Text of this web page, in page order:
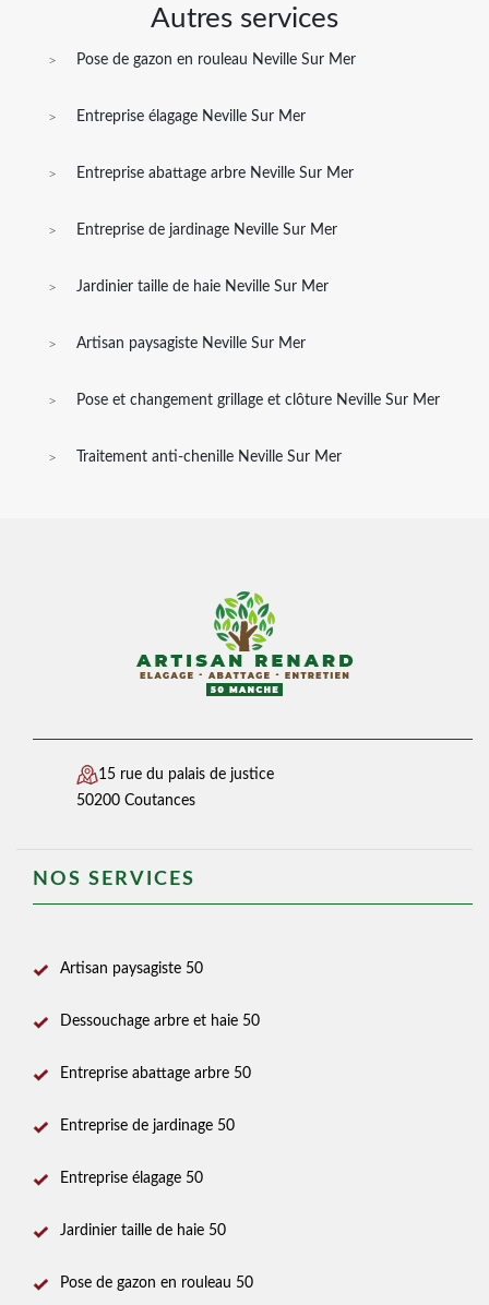
Autres services
Pose de gazon en rouleau Neville Sur Mer
Entreprise élagage Neville Sur Mer
Entreprise abattage arbre Neville Sur Mer
Entreprise de jardinage Neville Sur Mer
Jardinier taille de haie Neville Sur Mer
Artisan paysagiste Neville Sur Mer
Pose et changement grillage et clôture Neville Sur Mer
Traitement anti-chenille Neville Sur Mer
15 rue du palais de justice
50200 Coutances
NOS SERVICES
Artisan paysagiste 50
Dessouchage arbre et haie 50
Entreprise abattage arbre 50
Entreprise de jardinage 50
Entreprise élagage 50
Jardinier taille de haie 50
Pose de gazon en rouleau 50